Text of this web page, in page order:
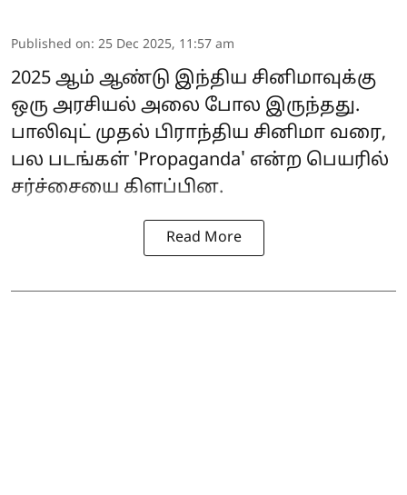
Published on: 25 Dec 2025, 11:57 am
2025 ஆம் ஆண்டு இந்திய சினிமாவுக்கு
ஒரு அரசியல் அலை போல இருந்தது.
பாலிவுட் முதல் பிராந்திய சினிமா வரை,
பல படங்கள் 'Propaganda' என்ற பெயரில்
சர்ச்சையை கிளப்பின.
Read More